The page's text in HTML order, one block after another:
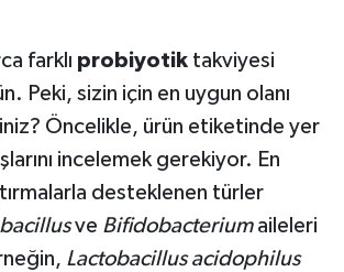
farklı probiyotiktakviyesi
Peki, sizin için en uygun olanı
Öncelikle, ürün etiketinde yer
incelemek gerekiyor. En
desteklenen türler
ve Bifidobacteriumaileleri
Lactobacillus acidophilus